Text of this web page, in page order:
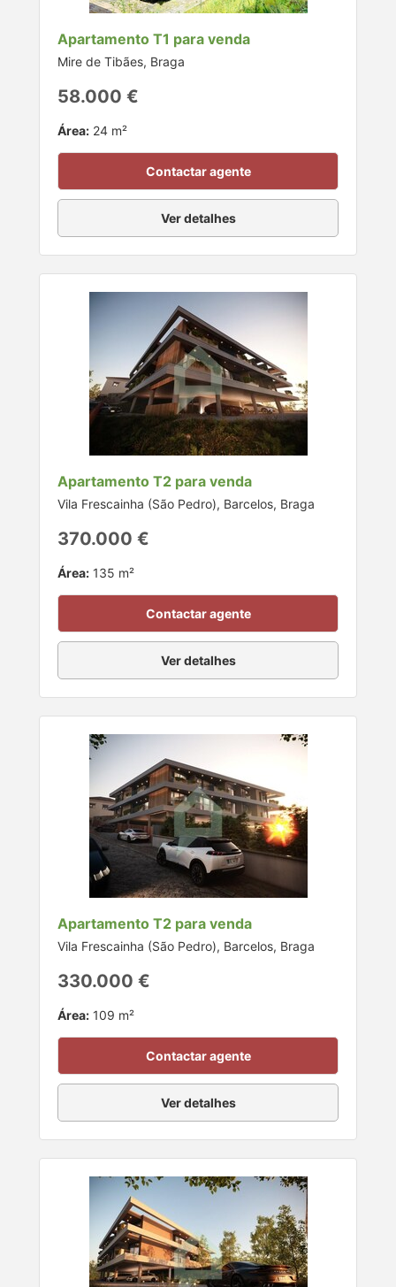
Apartamento T1 para venda
Mire de Tibães, Braga
58.000 €
Área: 24 m²
Contactar agente
Ver detalhes
Apartamento T2 para venda
Vila Frescainha (São Pedro), Barcelos, Braga
370.000 €
Área: 135 m²
Contactar agente
Ver detalhes
Apartamento T2 para venda
Vila Frescainha (São Pedro), Barcelos, Braga
330.000 €
Área: 109 m²
Contactar agente
Ver detalhes